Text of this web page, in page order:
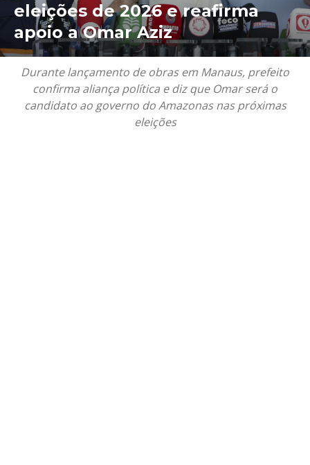
eleições de 2026 e reafirma
apoio a Omar Aziz
Durante lançamento de obras em Manaus, prefeito
confirma aliança política e diz que Omar será o
candidato ao governo do Amazonas nas próximas
eleições